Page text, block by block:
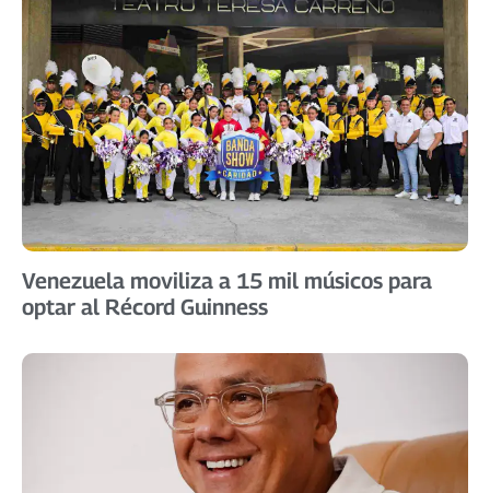
Venezuela moviliza a 15 mil músicos para
optar al Récord Guinness